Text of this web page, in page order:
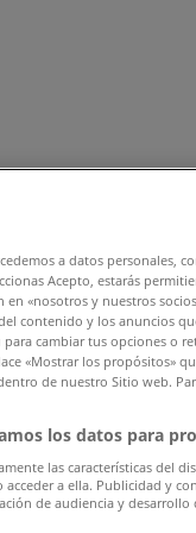
y BellezaFerretería
y Niños
a datos personales,
Acepto, estarás
«nosotros y nuestros
contenido y los anuncios
cambiar tus opciones o
«Mostrar los propósitos»
de nuestro Sitio web.
los datos para
las características del
a ella. Publicidad y
de audiencia y desarrollo